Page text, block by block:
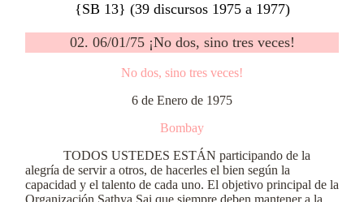
{SB 13} (39 discursos 1975 a 1977)
02. 06/01/75 ¡No dos, sino tres veces!
No dos, sino tres veces!
6 de Enero de 1975
Bombay
TODOS USTEDES ESTÁN participando de la
alegría de servir a otros, de hacerles el bien según la
capacidad y el talento de cada uno. El objetivo principal de la
Organización Sathya Sai que siempre deben mantener a la